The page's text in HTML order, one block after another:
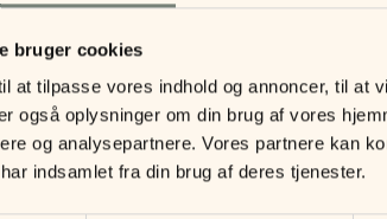
bruger cookies
at tilpasse vores indhold og annoncer, til at
også oplysninger om din brug af vores
og analysepartnere. Vores partnere kan
indsamlet fra din brug af deres tjenester.